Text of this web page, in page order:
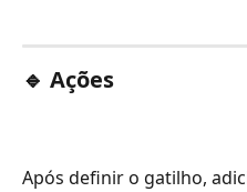
🔹 Ações
Após definir o gatilho,